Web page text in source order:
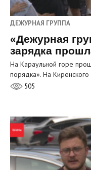
ДЕЖУРНАЯ ГРУППА
«Дежурная
зарядка
На Караульной горе
порядка». На
505